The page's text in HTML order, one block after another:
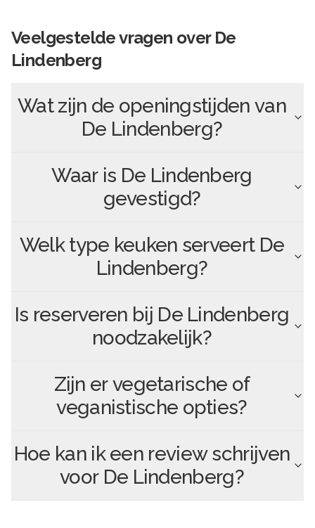
Veelgestelde vragen over De
Lindenberg
Wat zijn de openingstijden van
De Lindenberg?
Waar is De Lindenberg
gevestigd?
Welk type keuken serveert De
Lindenberg?
Is reserveren bij De Lindenberg
noodzakelijk?
Zijn er vegetarische of
veganistische opties?
Hoe kan ik een review schrijven
voor De Lindenberg?